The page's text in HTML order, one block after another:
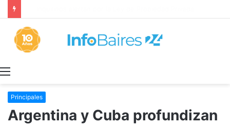
Principales
Argentina y Cuba profundizan